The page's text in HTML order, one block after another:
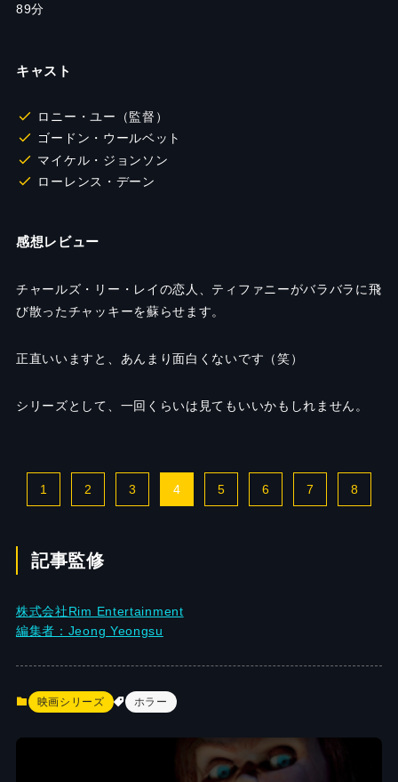
89分
キャスト
ロニー・ユー（監督）
ゴードン・ウールベット
マイケル・ジョンソン
ローレンス・デーン
感想レビュー
チャールズ・リー・レイの恋人、ティファニーがバラバラに飛
び散ったチャッキーを蘇らせます。
正直いいますと、あんまり面白くないです（笑）
シリーズとして、一回くらいは見てもいいかもしれません。
1 2 3 4 5 6 7 8
記事監修
株式会社Rim Entertainment
編集者：Jeong Yeongsu
映画シリーズ ホラー